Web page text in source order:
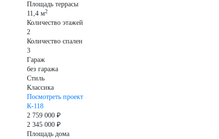
Площадь террасы
11,4 м2
Количество этажей
2
Количество спален
3
Гараж
без гаража
Стиль
Классика
Посмотреть проект
К-118
2 759 000 ₽
2 345 000 ₽
Площадь дома